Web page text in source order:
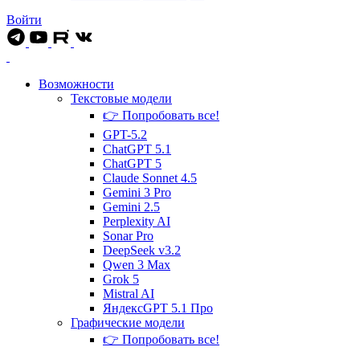
Войти
Возможности
Текстовые модели
👉 Попробовать все!
GPT-5.2
ChatGPT 5.1
ChatGPT 5
Claude Sonnet 4.5
Gemini 3 Pro
Gemini 2.5
Perplexity AI
Sonar Pro
DeepSeek v3.2
Qwen 3 Max
Grok 5
Mistral AI
ЯндексGPT 5.1 Про
Графические модели
👉 Попробовать все!